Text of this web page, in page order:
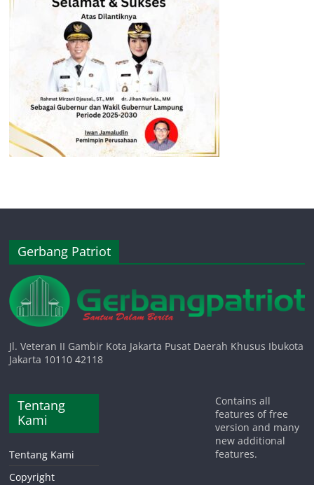
Gerbang Patriot
Jl. Veteran II Gambir Kota Jakarta Pusat Daerah Khusus Ibukota
Jakarta 10110 42118
Tentang
Kami
Tentang Kami
Copyright
Contains all
features of free
version and many
new additional
features.